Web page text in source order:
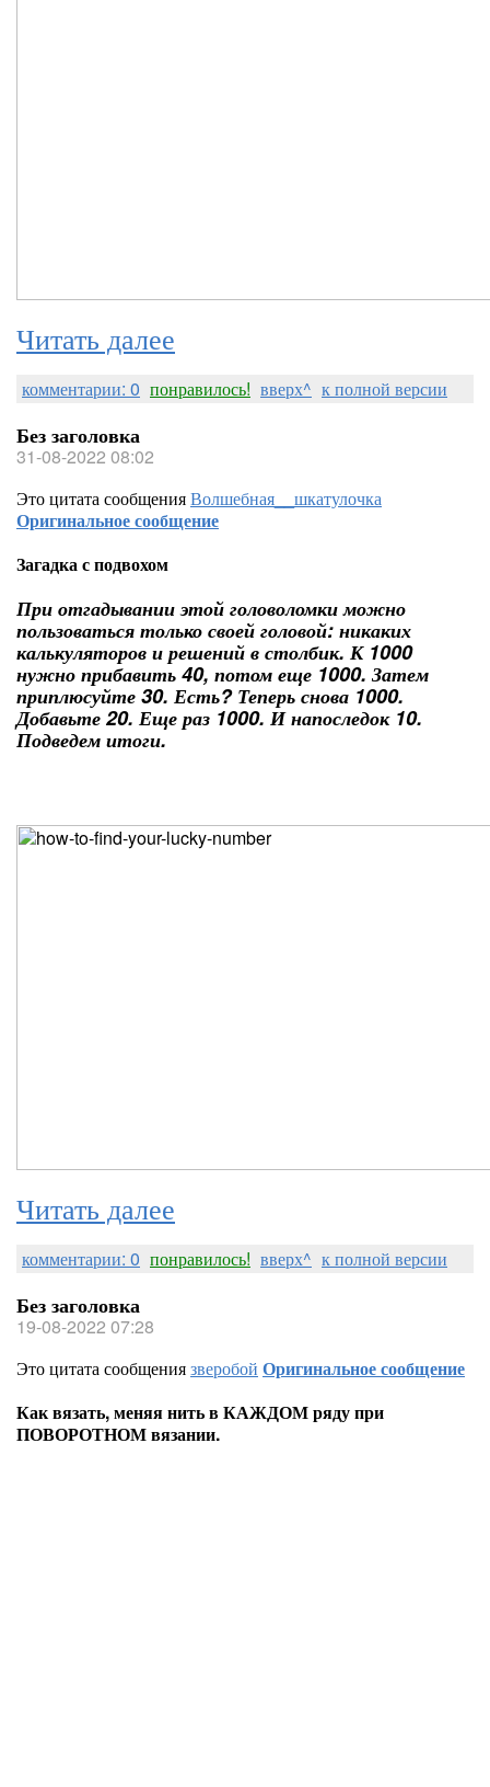
Читать далее
комментарии: 0 понравилось! вверх^ к полной версии
Без заголовка
31-08-2022 08:02
Это цитата сообщенияВолшебная__шкатулочка
Оригинальное сообщение
Загадка с подвохом
При отгадывании этой головоломки можно
пользоваться только своей головой: никаких
калькуляторов и решений в столбик. К 1000
нужно прибавить 40, потом еще 1000. Затем
приплюсуйте 30. Есть? Теперь снова 1000.
Добавьте 20. Еще раз 1000. И напоследок 10.
Подведем итоги.
Читать далее
комментарии: 0 понравилось! вверх^ к полной версии
Без заголовка
19-08-2022 07:28
Это цитата сообщениязверобой Оригинальное сообщение
Как вязать, меняя нить в КАЖДОМ ряду при
ПОВОРОТНОМ вязании.